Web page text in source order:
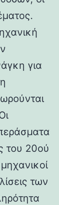
για
του 20ού
των